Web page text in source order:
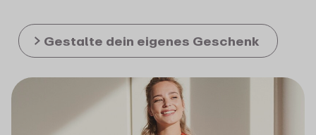
Gestalte dein eigenes Geschenk